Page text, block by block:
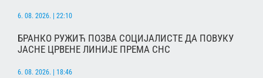
6. 08. 2026. | 22:10
БРАНКО РУЖИЋ ПОЗВА СОЦИЈАЛИСТЕ ДА ПОВУКУ
ЈАСНЕ ЦРВЕНЕ ЛИНИЈЕ ПРЕМА СНС
6. 08. 2026. | 18:46